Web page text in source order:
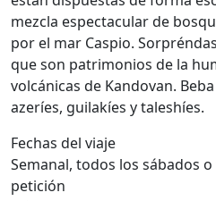
mezcla espectacular de
por el mar Caspio.
que son patrimonios de la
volcánicas de Kandovan.
azeríes, guilakíes y taleshíes.
Fechas del viaje
Semanal, todos los sábados
petición